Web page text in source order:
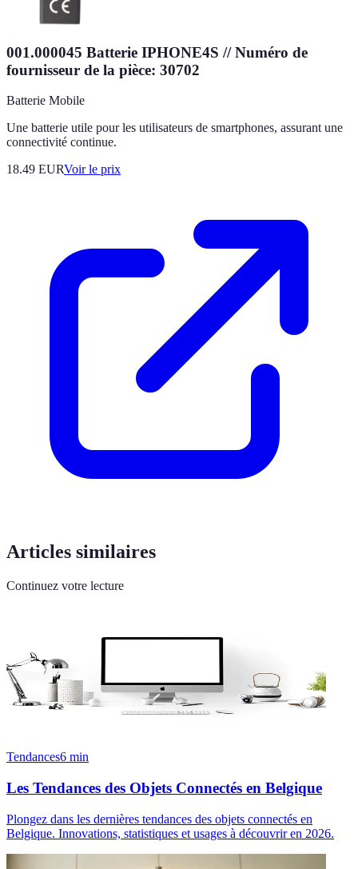
001.000045 Batterie IPHONE4S // Numéro de
fournisseur de la pièce: 30702
Batterie Mobile
Une batterie utile pour les utilisateurs de smartphones, assurant une
connectivité continue.
18.49 EURVoir le prix
Articles similaires
Continuez votre lecture
Tendances6 min
Les Tendances des Objets Connectés en Belgique
Plongez dans les dernières tendances des objets connectés en
Belgique. Innovations, statistiques et usages à découvrir en 2026.